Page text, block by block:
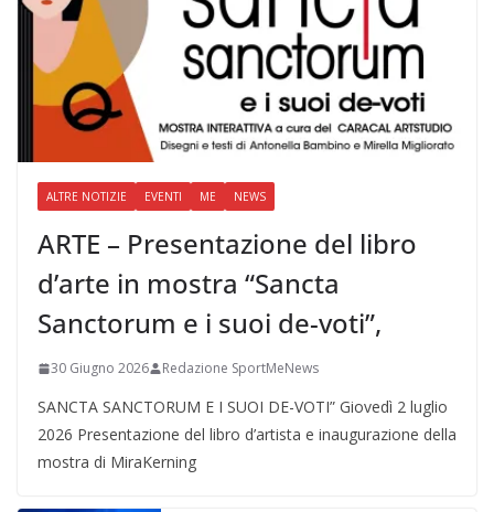
ALTRE NOTIZIE EVENTI ME NEWS
ARTE – Presentazione del libro
d’arte in mostra “Sancta
Sanctorum e i suoi de-voti”,
30 Giugno 2026 Redazione SportMeNews
SANCTA SANCTORUM E I SUOI DE-VOTI” Giovedì 2 luglio
2026 Presentazione del libro d’artista e inaugurazione della
mostra di MiraKerning